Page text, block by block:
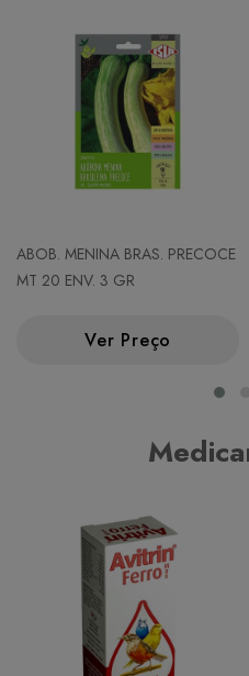
ABOB. MENINA BRAS. PRECOCE
MT 20 ENV. 3 GR
Ver Preço